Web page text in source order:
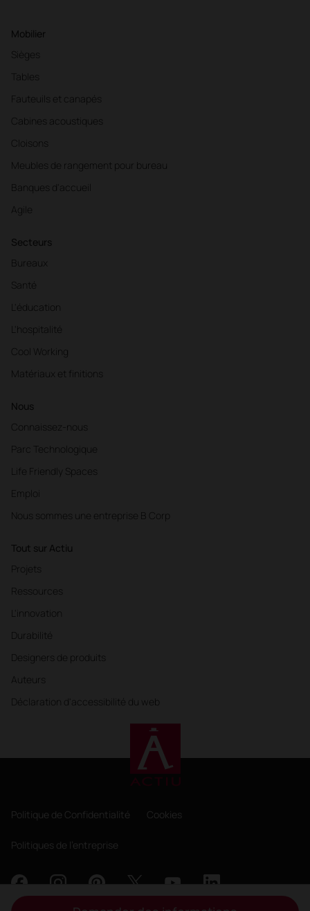
Mobilier
Sièges
Tables
Fauteuils et canapés
Cabines acoustiques
Cloisons
Meubles de rangement pour bureau
Banques d'accueil
Agile
Secteurs
Bureaux
Santé
L'éducation
L'hospitalité
Cool Working
Matériaux et finitions
Nous
Connaissez-nous
Parc Technologique
Life Friendly Spaces
Emploi
Nous sommes une entreprise B Corp
Tout sur Actiu
Projets
Ressources
L'innovation
Durabilité
Designers de produits
Auteurs
Déclaration d'accessibilité du web
Politique de Confidentialité Cookies
Politiques de l'entreprise